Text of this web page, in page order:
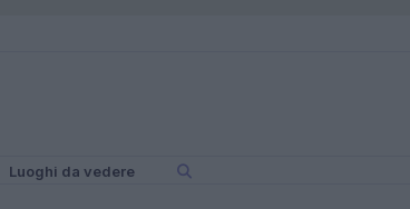
Luoghi da vedere